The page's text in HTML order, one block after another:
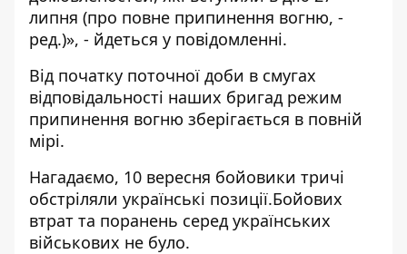
липня (про повне припинення вогню, -
ред.)», - йдеться у повідомленні.
Від початку поточної доби в смугах
відповідальності наших бригад режим
припинення вогню зберігається в повній
мірі.
Нагадаємо, 10 вересня бойовики тричі
обстріляли українські позиції.Бойових
втрат та поранень серед українських
військових не було.